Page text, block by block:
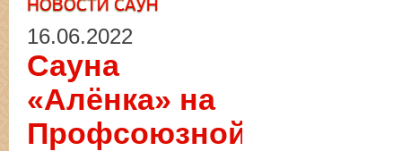
16.06.2022
Сауна
«Алёнка» на
Профсоюзной